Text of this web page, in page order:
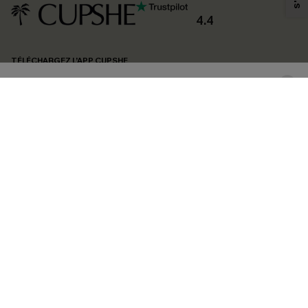
4.4
TÉLÉCHARGEZ L’APP CUPSHE
confidentialité
. Vous pouvez vous désabonner à tout moment.